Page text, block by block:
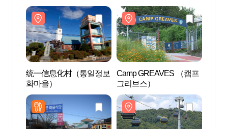
统一信息化村（통일정보
화마을）
Camp GREAVES （캠프
그리브스）